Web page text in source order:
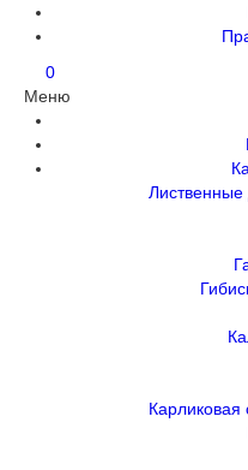
0
Меню
Лиственные
Карликовая